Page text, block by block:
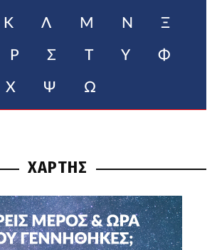
Κ Λ Μ Ν Ξ
Ρ Σ Τ Υ Φ
Χ Ψ Ω
ΧΑΡΤΗΣ